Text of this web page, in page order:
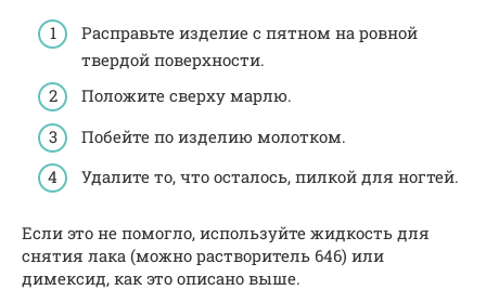
Расправьте изделие с пятном на ровной
твердой поверхности.
Положите сверху марлю.
Побейте по изделию молотком.
Удалите то, что осталось, пилкой для ногтей.
Если это не помогло, используйте жидкость для
снятия лака (можно растворитель 646) или
димексид, как это описано выше.